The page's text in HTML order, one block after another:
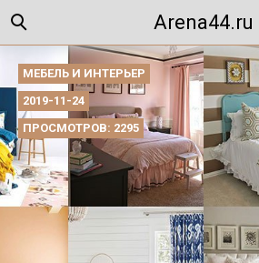
Arena44.ru
МЕБЕЛЬ И ИНТЕРЬЕР
2019-11-24
ПРОСМОТРОВ: 2295